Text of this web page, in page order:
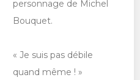
personnage de Michel
Bouquet.
« Je suis pas débile
quand même ! »